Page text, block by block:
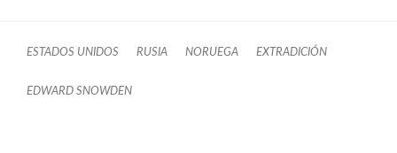
ESTADOS UNIDOS RUSIA NORUEGA EXTRADICIÓN
EDWARD SNOWDEN